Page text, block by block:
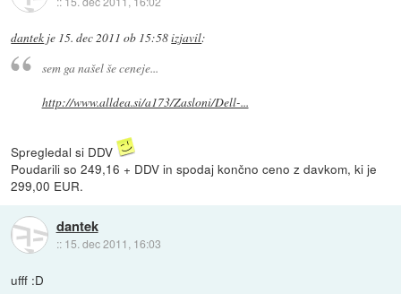
dantek je 15. dec 2011 ob 15:58izjavil:
sem ga našel še ceneje...
http://www.alldea.si/a173/Zasloni/Dell-...
Spregledal si DDV
Poudarili so 249,16 + DDV in spodaj končno ceno z davkom, ki je
299,00 EUR.
dantek
:: 15. dec 2011, 16:03
ufff :D